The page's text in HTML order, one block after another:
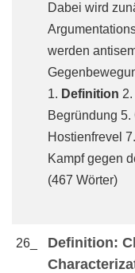
Dabei wird
werden
1. Definition
Begründung
Hostienfrevel
Kampf gegen
(467 Wörter)
26_
Definition: